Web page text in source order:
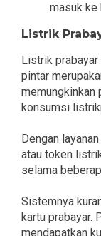
masuk ke
Listrik
Listrik
pintar
memungkinkan
konsumsi
Dengan
atau token
selama
Sistemnya
kartu prabayar.
mendapatkan